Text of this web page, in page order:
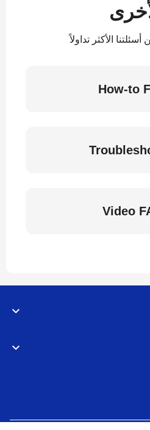
الأكثر تداولاً
How-to
Video